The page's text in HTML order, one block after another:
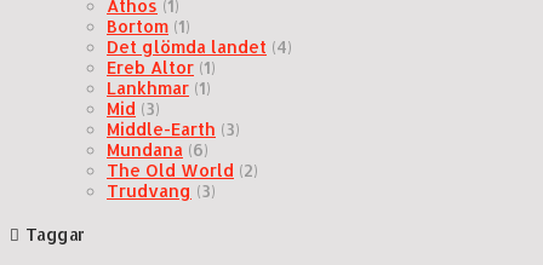
Athos (1)
Bortom (1)
Det glömda landet (4)
Ereb Altor (1)
Lankhmar (1)
Mid (3)
Middle-Earth (3)
Mundana (6)
The Old World (2)
Trudvang (3)
Taggar